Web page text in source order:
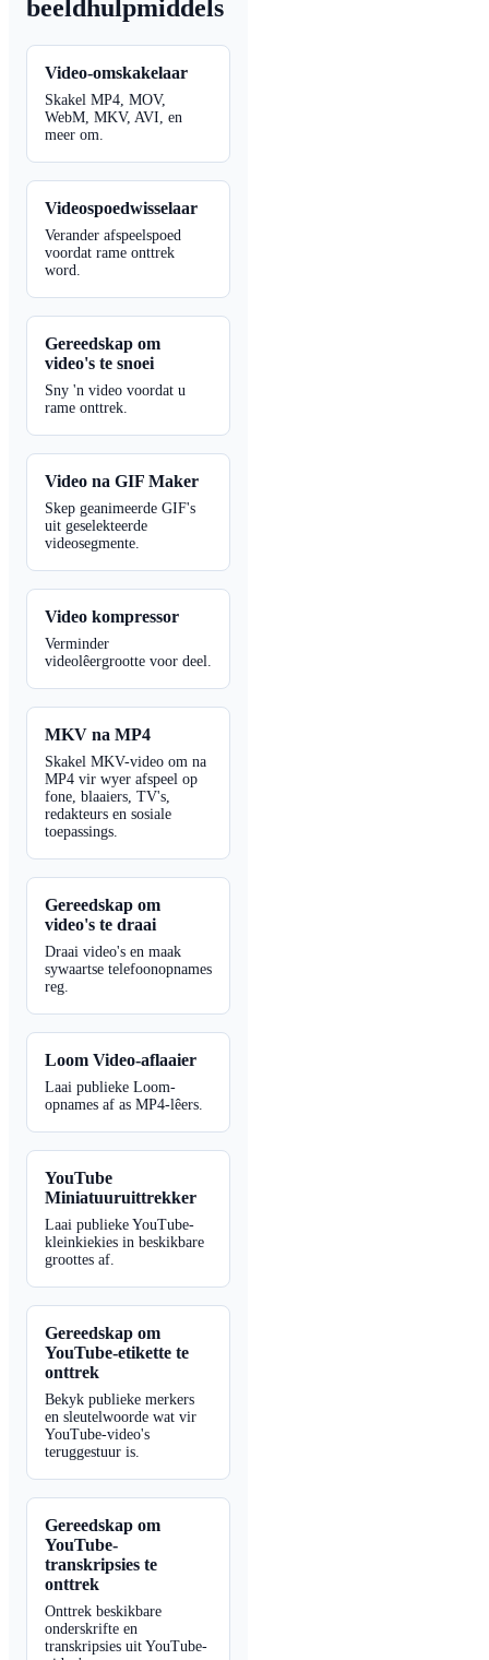
beeldhulpmiddels
Video-omskakelaar
Skakel MP4, MOV,
WebM, MKV, AVI, en
meer om.
Videospoedwisselaar
Verander afspeelspoed
voordat rame onttrek
word.
Gereedskap om
video's te snoei
Sny 'n video voordat u
rame onttrek.
Video na GIF Maker
Skep geanimeerde GIF's
uit geselekteerde
videosegmente.
Video kompressor
Verminder
videolêergrootte voor deel.
MKV na MP4
Skakel MKV-video om na
MP4 vir wyer afspeel op
fone, blaaiers, TV's,
redakteurs en sosiale
toepassings.
Gereedskap om
video's te draai
Draai video's en maak
sywaartse telefoonopnames
reg.
Loom Video-aflaaier
Laai publieke Loom-
opnames af as MP4-lêers.
YouTube
Miniatuuruittrekker
Laai publieke YouTube-
kleinkiekies in beskikbare
groottes af.
Gereedskap om
YouTube-etikette te
onttrek
Bekyk publieke merkers
en sleutelwoorde wat vir
YouTube-video's
teruggestuur is.
Gereedskap om
YouTube-
transkripsies te
onttrek
Onttrek beskikbare
onderskrifte en
transkripsies uit YouTube-